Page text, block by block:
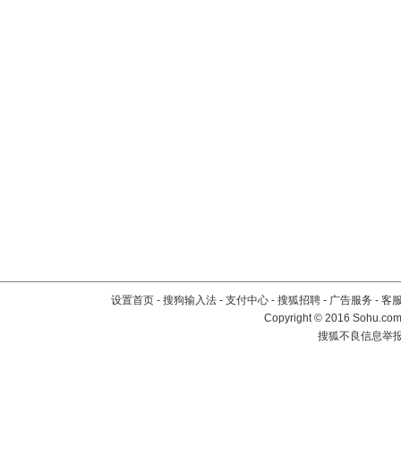
设置首页 - 搜狗输入法 - 支付中心 - 搜狐招聘 - 广告服务 - 客
Copyright©2016
搜狐不良信息举